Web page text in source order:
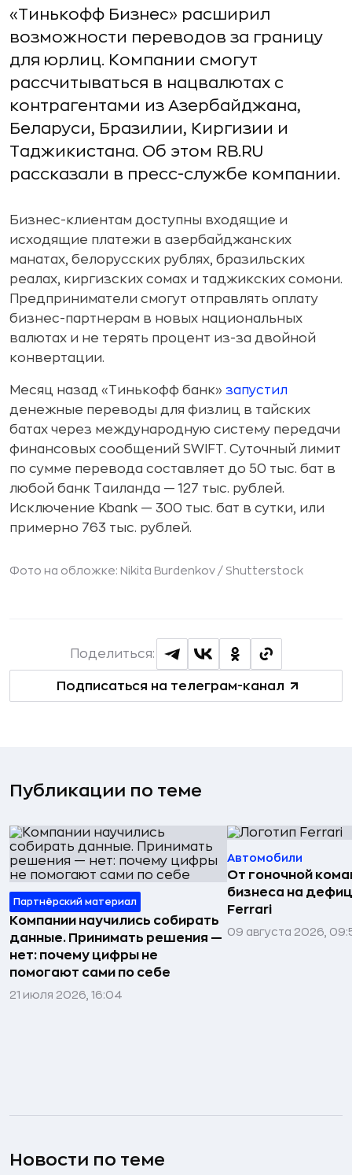
«Тинькофф Бизнес» расширил
возможности переводов за границу
для юрлиц. Компании смогут
рассчитываться в нацвалютах с
контрагентами из Азербайджана,
Беларуси, Бразилии, Киргизии и
Таджикистана. Об этом RB.RU
рассказали в пресс-службе компании.
Бизнес-клиентам доступны входящие и
исходящие платежи в азербайджанских
манатах, белорусских рублях, бразильских
реалах, киргизских сомах и таджикских сомони.
Предприниматели смогут отправлять оплату
бизнес-партнерам в новых национальных
валютах и не терять процент из-за двойной
конвертации.
Месяц назад «Тинькофф банк» запустил
денежные переводы для физлиц в тайских
батах через международную систему передачи
финансовых сообщений SWIFT. Суточный лимит
по сумме перевода составляет до 50 тыс. бат в
любой банк Таиланда — 127 тыс. рублей.
Исключение Kbank — 300 тыс. бат в сутки, или
примерно 763 тыс. рублей.
Фото на обложке: Nikita Burdenkov / Shutterstock
Подписаться на телеграм-канал
Поделиться:
Публикации по теме
Партнёрский материал
Компании научились собирать
данные. Принимать решения —
нет: почему цифры не
помогают сами по себе
21 июля 2026, 16:04
Автомобили
От гоночной
бизнеса на
Ferrari
09 августа 2026,
Новости по теме